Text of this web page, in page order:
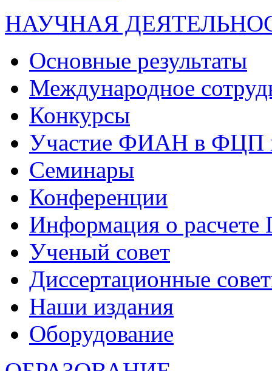
НАУЧНАЯ
Основные результаты
Международное
Конкурсы
Участие ФИАН в ФЦП
Семинары
Конференции
Информация о
Ученый совет
Диссертационные
Наши издания
Оборудование